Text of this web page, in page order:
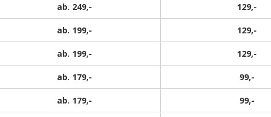
ab. 249,- 129,-
ab. 199,- 129,-
ab. 199,- 129,-
ab. 179,- 99,-
ab. 179,- 99,-